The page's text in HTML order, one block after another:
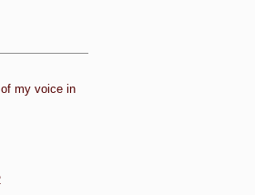
my voice in